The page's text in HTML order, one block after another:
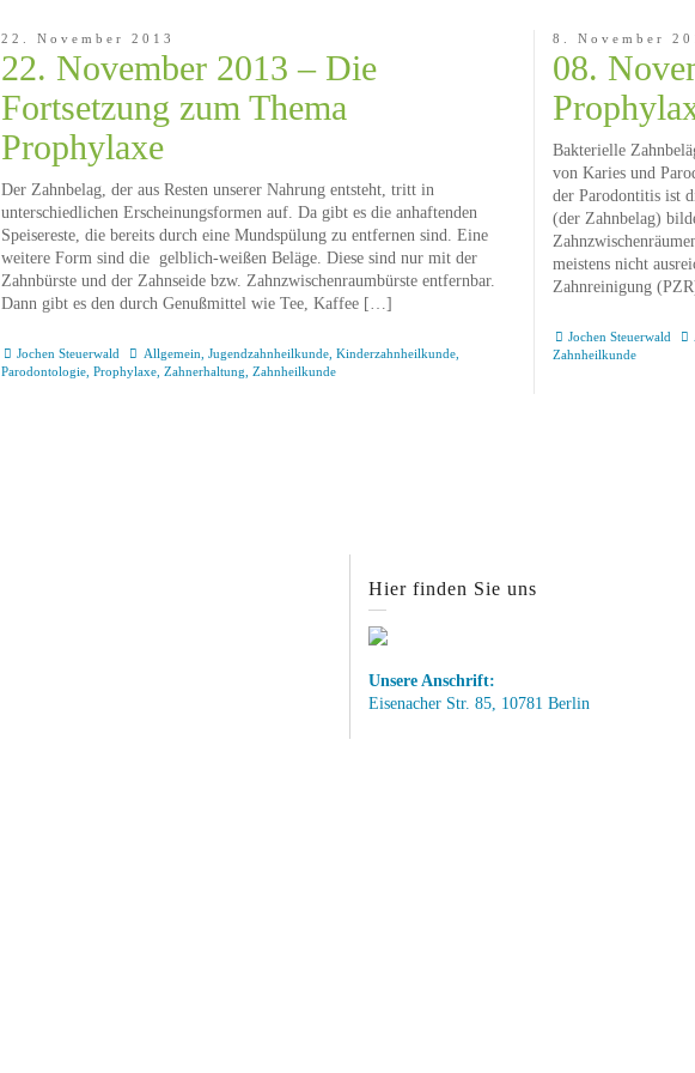
22. November 2013
22. November 2013 – Die
Fortsetzung zum Thema
Prophylaxe
Der Zahnbelag, der aus Resten unserer Nahrung entsteht, tritt in
unterschiedlichen Erscheinungsformen auf. Da gibt es die anhaftenden
Speisereste, die bereits durch eine Mundspülung zu entfernen sind. Eine
weitere Form sind die gelblich-weißen Beläge. Diese sind nur mit der
Zahnbürste und der Zahnseide bzw. Zahnzwischenraumbürste entfernbar.
Dann gibt es den durch Genußmittel wie Tee, Kaffee […]
Jochen Steuerwald Allgemein Jugendzahnheilkunde, Kinderzahnheilkunde,
Parodontologie ,Prophylaxe ,Zahnerhaltung ,Zahnheilkunde
8. November
08.
Bakterielle
von Karies und
der Parodontitis ist
(der Zahnbelag)
meistens nicht
Zahnreinigung
Jochen Steuerwald
Zahnheilkunde
Hier finden Sie uns
Unsere Anschrift:
Eisenacher Str. 85, 10781 Berlin